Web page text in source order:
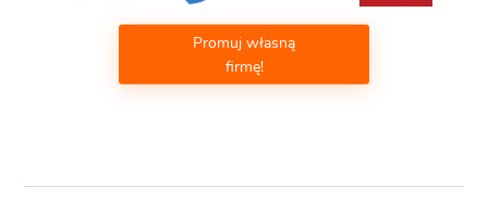
Promuj własną
firmę!